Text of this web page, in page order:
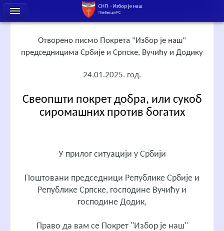
Отворено писмо Покрета "Избор је наш"
председницима Србије и Српске, Вучићу и Додику
24.01.2025. год.
Свеопшти покрет добра, или сукоб
сиромашних против богатих
У прилог ситуацији у Србији
Поштовани председници Републике Србије и
Републике Српске, господине Вучићу и
господине Додик,
Право да вам се Покрет "Избор је наш"